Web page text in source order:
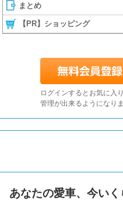
まとめ
【PR】ショッピング
ログインするとお気に入
管理が出来るようになり
あなたの愛車、今いく